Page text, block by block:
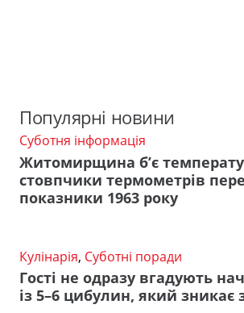
Популярні новини
Суботня інформація
Житомирщина б’є
стовпчики термометрів
показники 1963 року
Кулінарія, Суботні поради
Гості не одразу вгадують
із 5–6 цибулин, який зникає